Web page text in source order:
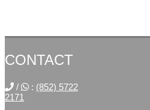
CONTACT
/ : (852) 5722
2171